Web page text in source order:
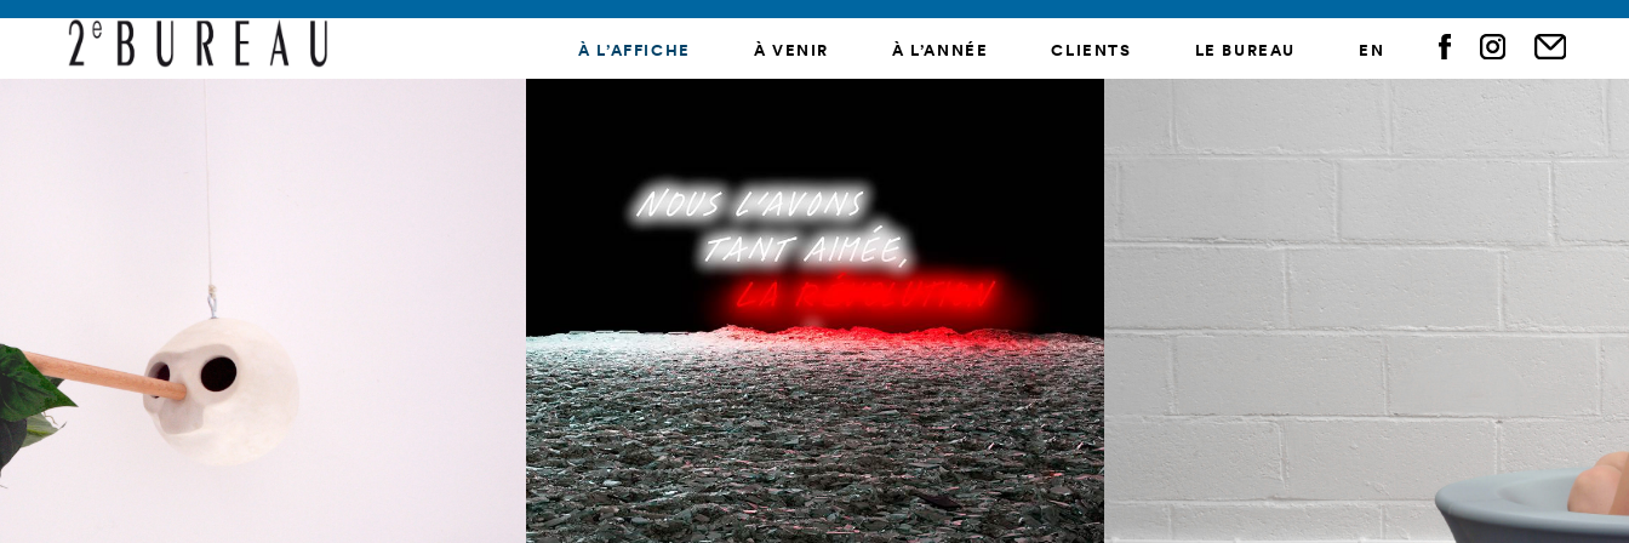
À L’AFFICHE À VENIR À L’ANNÉE CLIENTS LE BUREAU EN